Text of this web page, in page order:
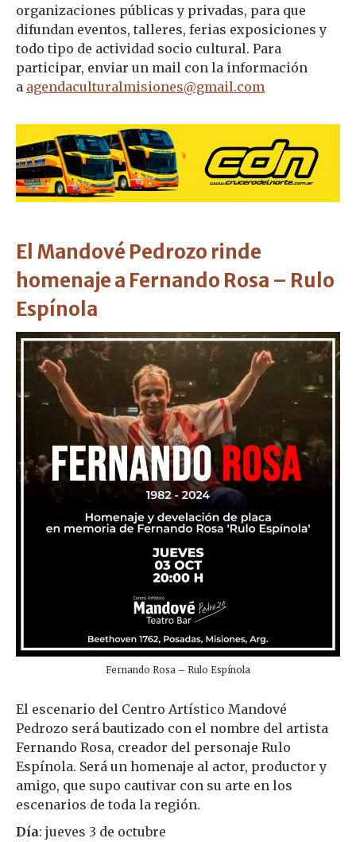
organizaciones públicas y privadas, para que
difundan eventos, talleres, ferias exposiciones y
todo tipo de actividad socio cultural. Para
participar, enviar un mail con la información
a agendaculturalmisiones@gmail.com
El Mandové Pedrozo rinde
homenaje a Fernando Rosa – Rulo
Espínola
Fernando Rosa – Rulo Espínola
El escenario del Centro Artístico Mandové
Pedrozo será bautizado con el nombre del artista
Fernando Rosa, creador del personaje Rulo
Espínola. Será un homenaje al actor, productor y
amigo, que supo cautivar con su arte en los
escenarios de toda la región.
Día: jueves 3 de octubre